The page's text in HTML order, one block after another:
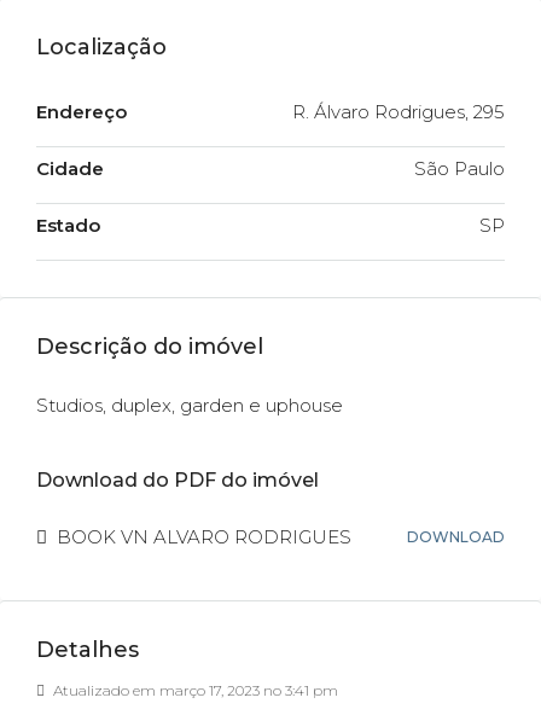
Localização
Endereço R. Álvaro Rodrigues, 295
Cidade São Paulo
Estado SP
Descrição do imóvel
Studios, duplex, garden e uphouse
Download do PDF do imóvel
BOOK VN ALVARO RODRIGUES DOWNLOAD
Detalhes
Atualizado em março 17, 2023 no 3:41 pm